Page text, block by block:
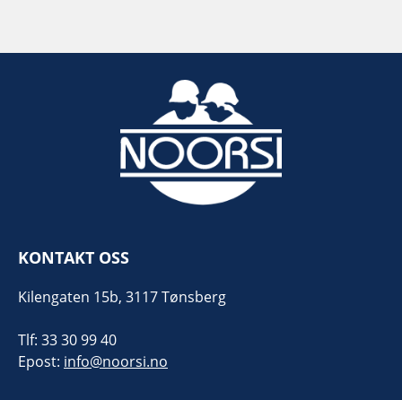
KONTAKT OSS
Kilengaten 15b, 3117 Tønsberg
Tlf: 33 30 99 40
Epost: info@noorsi.no